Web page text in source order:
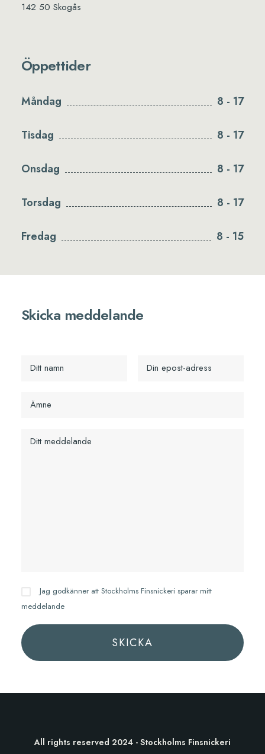
142 50 Skogås
Öppettider
Måndag 8 - 17
Tisdag 8 - 17
Onsdag 8 - 17
Torsdag 8 - 17
Fredag 8 - 15
Skicka meddelande
Jag godkänner att Stockholms Finsnickeri sparar mitt
meddelande
All rights reserved 2024 - Stockholms Finsnickeri